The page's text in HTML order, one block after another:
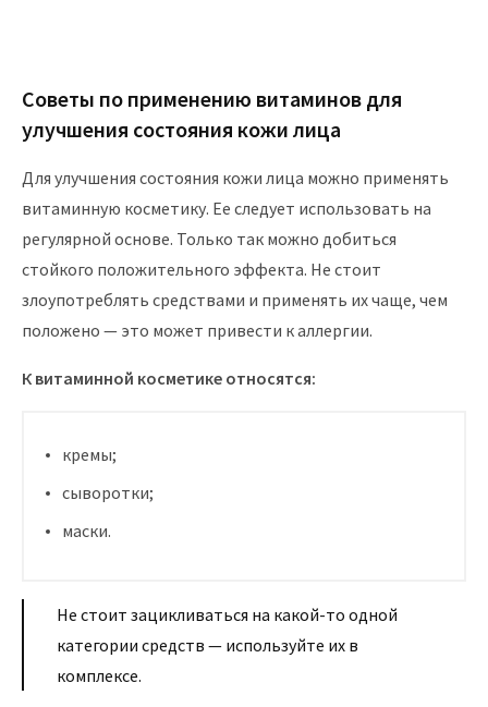
Советы по применению витаминов для
улучшения состояния кожи лица
Для улучшения состояния кожи лица можно применять
витаминную косметику. Ее следует использовать на
регулярной основе. Только так можно добиться
стойкого положительного эффекта. Не стоит
злоупотреблять средствами и применять их чаще, чем
положено — это может привести к аллергии.
К витаминной косметике относятся:
кремы;
сыворотки;
маски.
Не стоит зацикливаться на какой-то одной
категории средств — используйте их в
комплексе.